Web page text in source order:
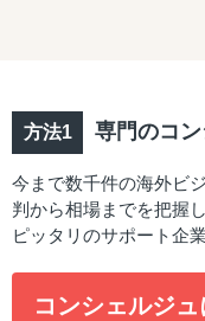
専門のコ
今まで数千件の海外ビ
判から相場までを把握
ピッタリのサポート企
コンシェルジ